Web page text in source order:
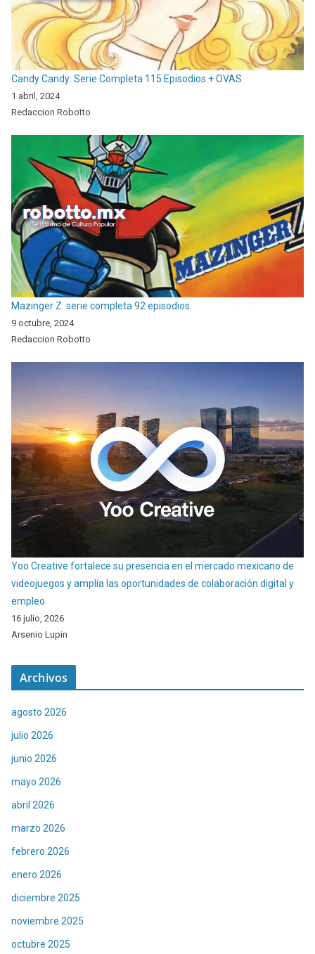
Candy Candy: Serie Completa 115 Episodios + OVAS
1 abril, 2024
Redaccion Robotto
Mazinger Z: serie completa 92 episodios.
9 octubre, 2024
Redaccion Robotto
Yoo Creative fortalece su presencia en el mercado mexicano de
videojuegos y amplía las oportunidades de colaboración digital y
empleo
16 julio, 2026
Arsenio Lupin
Archivos
agosto 2026
julio 2026
junio 2026
mayo 2026
abril 2026
marzo 2026
febrero 2026
enero 2026
diciembre 2025
noviembre 2025
octubre 2025